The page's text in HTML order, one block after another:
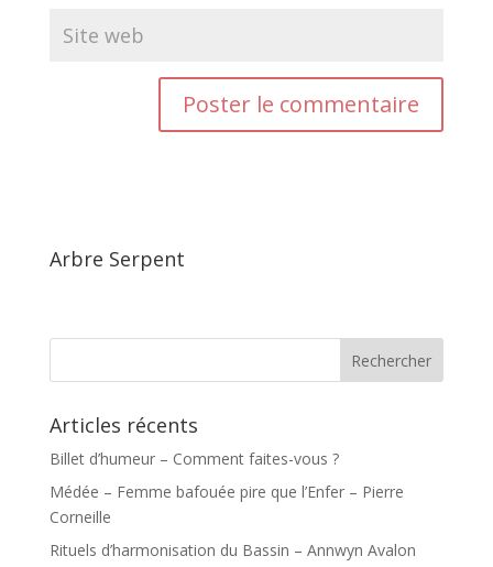
Arbre Serpent
Articles récents
Billet d’humeur – Comment faites-vous ?
Médée – Femme bafouée pire que l’Enfer – Pierre
Corneille
Rituels d’harmonisation du Bassin – Annwyn Avalon